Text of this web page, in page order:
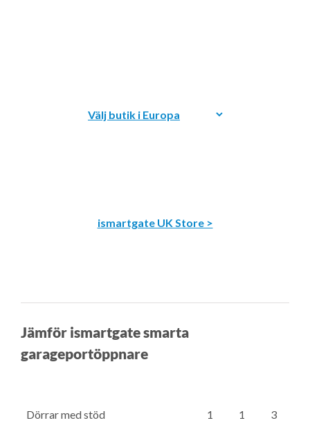
ismartgate UK Store >
Jämför ismartgate smarta
garageportöppnare
Dörrar med stöd 1 1 3